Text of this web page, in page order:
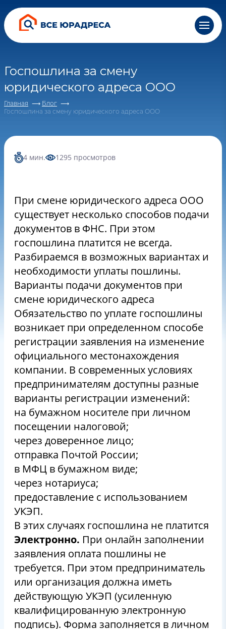
Госпошлина за смену
юридического адреса ООО
Главная
Блог
Госпошлина за смену юридического адреса ООО
4 мин. 1295 просмотров
При смене юридического адреса ООО
существует несколько способов подачи
документов в ФНС. При этом
госпошлина платится не всегда.
Разбираемся в возможных вариантах и
необходимости уплаты пошлины.
Варианты подачи документов при
смене юридического адреса
Обязательство по уплате госпошлины
возникает при определенном способе
регистрации заявления на изменение
официального местонахождения
компании. В современных условиях
предпринимателям доступны разные
варианты регистрации изменений:
на бумажном носителе при личном
посещении налоговой;
через доверенное лицо;
отправка Почтой России;
в МФЦ в бумажном виде;
через нотариуса;
предоставление с использованием
УКЭП.
В этих случаях госпошлина не платится
Электронно. При онлайн заполнении
заявления оплата пошлины не
требуется. При этом предприниматель
или организация должна иметь
действующую УКЭП (усиленную
квалифицированную электронную
подпись). Форма заполняется в личном
персональных данных и соглашаетесь cполитикой
Все понятно, спасибо
персональных данных и соглашаетесь cполитикой
конфиденциальности
персональных данных и соглашаетесь cполитикой
конфиденциальности